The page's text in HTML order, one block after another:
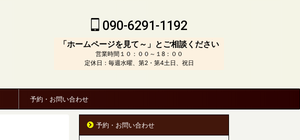
090-6291-1192
「ホームページを見て～」とご相談ください
営業時間１０：００～１8：００
定休日：毎週水曜、第2・第4土日、祝日
予約・お問い合わせ
予約・お問い合わせ